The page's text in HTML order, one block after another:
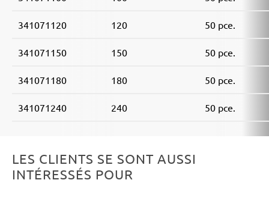
LST21 R650, LST22 R625, LST22 R625-9, LST22
LST32 H090-15, LST32 S090-15, ROS 150 E
341071120 120 50 pce.
341071150 150 50 pce.
341071180 180 50 pce.
341071240 240 50 pce.
LES CLIENTS SE SONT AUSSI
INTÉRESSÉS POUR